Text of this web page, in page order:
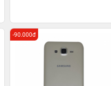
-90.000đ